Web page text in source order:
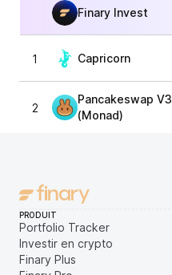
Finary Invest
1 Capricorn
2
Pancakeswap V3
(Monad)
PRODUIT
Portfolio Tracker
Investir en crypto
Finary Plus